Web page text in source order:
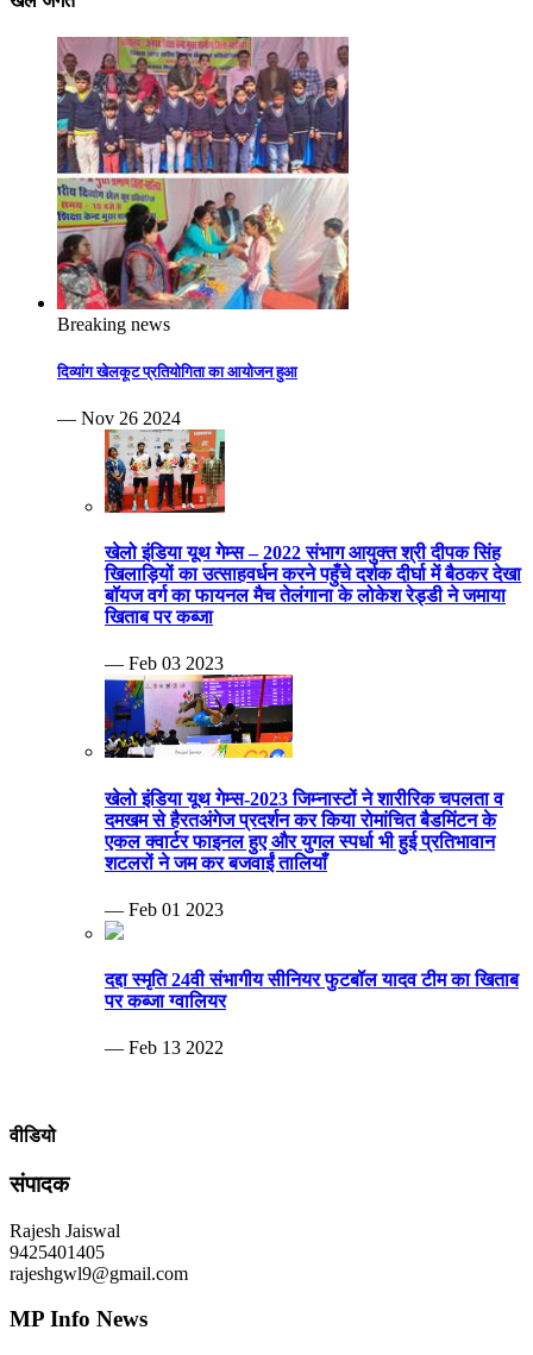
Breaking news
दिव्यांग खेलकूट प्रतियोगिता का आयोजन हुआ
— Nov 26 2024
खेलो इंडिया यूथ गेम्स – 2022 संभाग आयुक्त श्री दीपक सिंह
खिलाड़ियों का उत्साहवर्धन करने पहुँचे दर्शक दीर्घा में बैठकर देखा
बॉयज वर्ग का फायनल मैच तेलंगाना के लोकेश रेड्डी ने जमाया
खिताब पर कब्जा
— Feb 03 2023
खेलो इंडिया यूथ गेम्स-2023 जिम्नास्टों ने शारीरिक चपलता व
दमखम से हैरतअंगेज प्रदर्शन कर किया रोमांचित बैडमिंटन के
एकल क्वार्टर फाइनल हुए और युगल स्पर्धा भी हुई प्रतिभावान
शटलरों ने जम कर बजवाईं तालियाँ
— Feb 01 2023
दद्दा स्मृति 24वी संभागीय सीनियर फुटबॉल यादव टीम का खिताब
पर कब्जा ग्वालियर
— Feb 13 2022
वीडियो
संपादक
Rajesh Jaiswal
9425401405
rajeshgwl9@gmail.com
MP Info News